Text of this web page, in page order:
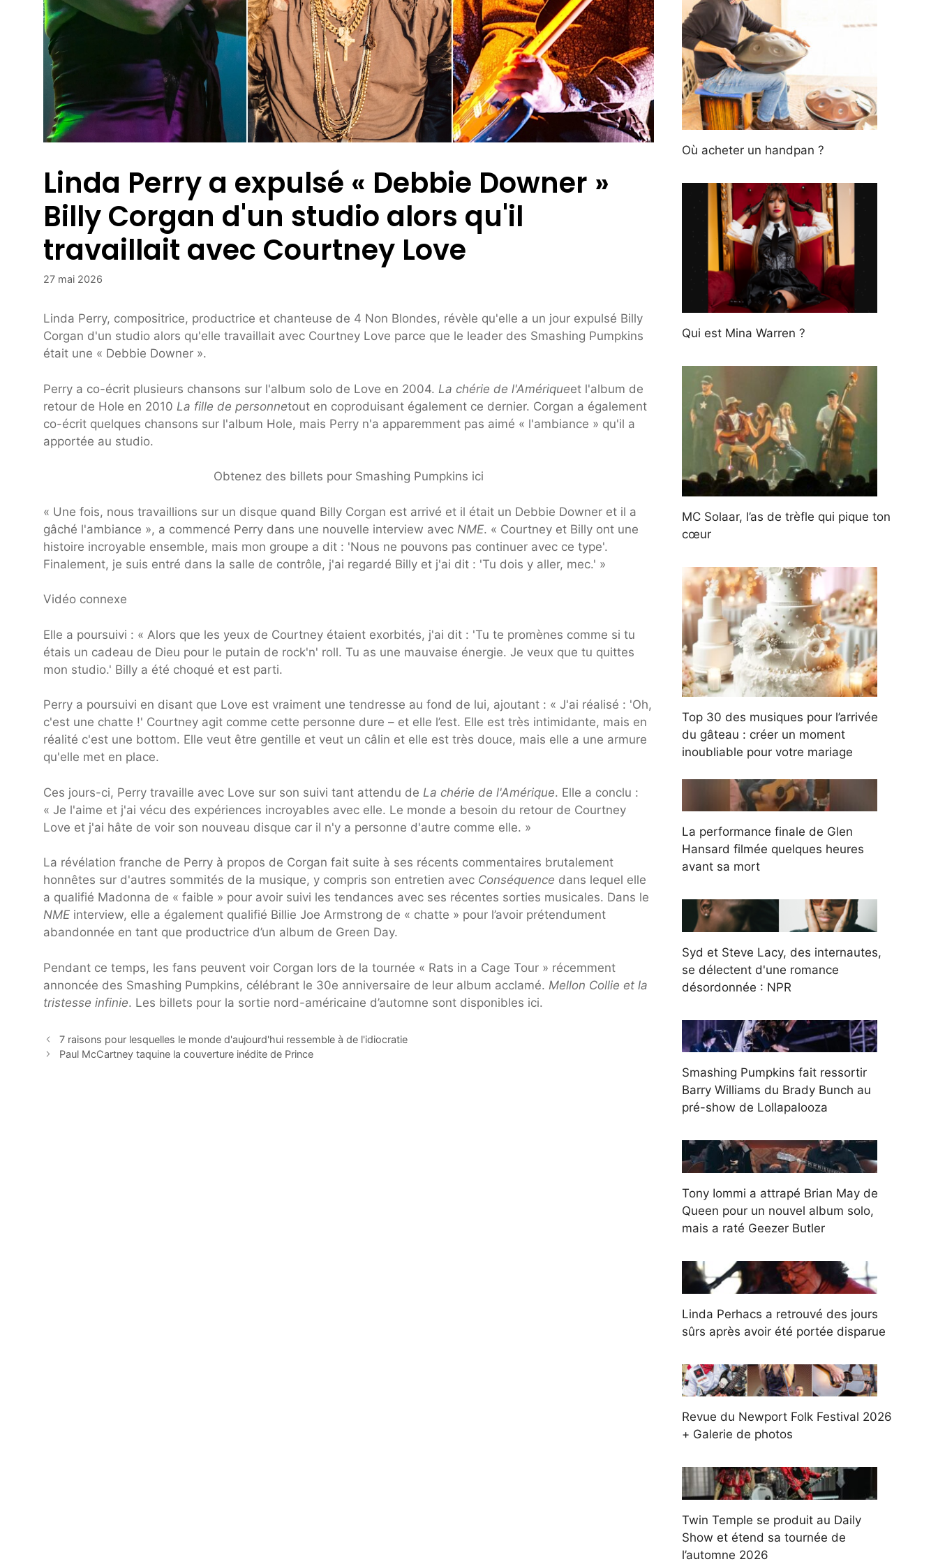
Linda Perry a expulsé « Debbie Downer »
Billy Corgan d'un studio alors qu'il
travaillait avec Courtney Love
27 mai 2026
Linda Perry, compositrice, productrice et chanteuse de 4 Non Blondes, révèle qu'elle a un jour expulsé Billy
Corgan d'un studio alors qu'elle travaillait avec Courtney Love parce que le leader des Smashing Pumpkins
était une « Debbie Downer ».
Perry a co-écrit plusieurs chansons sur l'album solo de Love en 2004. La chérie de l'Amériqueet l'album de
retour de Hole en 2010 La fille de personnetout en coproduisant également ce dernier. Corgan a également
co-écrit quelques chansons sur l'album Hole, mais Perry n'a apparemment pas aimé « l'ambiance » qu'il a
apportée au studio.
Obtenez des billets pour Smashing Pumpkins ici
« Une fois, nous travaillions sur un disque quand Billy Corgan est arrivé et il était un Debbie Downer et il a
gâché l'ambiance », a commencé Perry dans une nouvelle interview avec NME. « Courtney et Billy ont une
histoire incroyable ensemble, mais mon groupe a dit : 'Nous ne pouvons pas continuer avec ce type'.
Finalement, je suis entré dans la salle de contrôle, j'ai regardé Billy et j'ai dit : 'Tu dois y aller, mec.' »
Vidéo connexe
Elle a poursuivi : « Alors que les yeux de Courtney étaient exorbités, j'ai dit : 'Tu te promènes comme si tu
étais un cadeau de Dieu pour le putain de rock'n' roll. Tu as une mauvaise énergie. Je veux que tu quittes
mon studio.' Billy a été choqué et est parti.
Perry a poursuivi en disant que Love est vraiment une tendresse au fond de lui, ajoutant : « J'ai réalisé : 'Oh,
c'est une chatte !' Courtney agit comme cette personne dure – et elle l’est. Elle est très intimidante, mais en
réalité c'est une bottom. Elle veut être gentille et veut un câlin et elle est très douce, mais elle a une armure
qu'elle met en place.
Ces jours-ci, Perry travaille avec Love sur son suivi tant attendu de La chérie de l'Amérique. Elle a conclu :
« Je l'aime et j'ai vécu des expériences incroyables avec elle. Le monde a besoin du retour de Courtney
Love et j'ai hâte de voir son nouveau disque car il n'y a personne d'autre comme elle. »
La révélation franche de Perry à propos de Corgan fait suite à ses récents commentaires brutalement
honnêtes sur d'autres sommités de la musique, y compris son entretien avec Conséquence dans lequel elle
a qualifié Madonna de « faible » pour avoir suivi les tendances avec ses récentes sorties musicales. Dans le
NME interview, elle a également qualifié Billie Joe Armstrong de « chatte » pour l’avoir prétendument
abandonnée en tant que productrice d’un album de Green Day.
Pendant ce temps, les fans peuvent voir Corgan lors de la tournée « Rats in a Cage Tour » récemment
annoncée des Smashing Pumpkins, célébrant le 30e anniversaire de leur album acclamé. Mellon Collie et la
tristesse infinie. Les billets pour la sortie nord-américaine d’automne sont disponibles ici.
7 raisons pour lesquelles le monde d'aujourd'hui ressemble à de l'idiocratie
Paul McCartney taquine la couverture inédite de Prince
Où acheter un handpan ?
Qui est Mina Warren ?
MC Solaar, l’as de trèfle qui pique ton
cœur
Top 30 des musiques pour l’arrivée
du gâteau : créer un moment
inoubliable pour votre mariage
La performance finale de Glen
Hansard filmée quelques heures
avant sa mort
Syd et Steve Lacy, des internautes,
se délectent d'une romance
désordonnée : NPR
Smashing Pumpkins fait ressortir
Barry Williams du Brady Bunch au
pré-show de Lollapalooza
Tony Iommi a attrapé Brian May de
Queen pour un nouvel album solo,
mais a raté Geezer Butler
Linda Perhacs a retrouvé des jours
sûrs après avoir été portée disparue
Revue du Newport Folk Festival 2026
+ Galerie de photos
Twin Temple se produit au Daily
Show et étend sa tournée de
l’automne 2026